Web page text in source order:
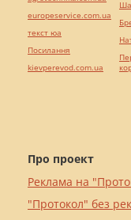
Про проект
Реклама на
"Протокол" без
europeservice.com.ua
текст юа
Посилання
kievperevod.com.ua